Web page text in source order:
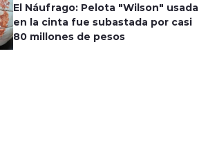
El Náufrago: Pelota "Wilson" usada
en la cinta fue subastada por casi
80 millones de pesos